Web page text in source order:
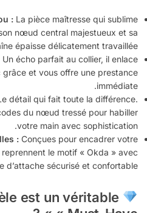
: La pièce maîtresse qui sublime
nœud central majestueux et sa
épaisse délicatement travaillée.
Un écho parfait au collier, il enlace
et vous offre une prestance
immédiate.
détail qui fait toute la différence.
du nœud tressé pour habiller
votre main avec sophistication.
: Conçues pour encadrer votre
le motif « Okda » avec
d’attache sécurisé et confortable.
est un véritable